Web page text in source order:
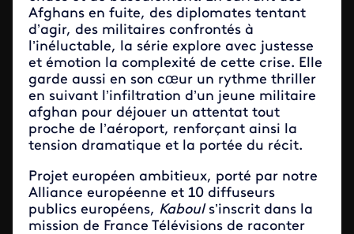
Afghans en fuite, des diplomates tentant
d’agir, des militaires confrontés à
l’inéluctable, la série explore avec justesse
et émotion la complexité de cette crise. Elle
garde aussi en son cœur un rythme thriller
en suivant l’infiltration d’un jeune militaire
afghan pour déjouer un attentat tout
proche de l’aéroport, renforçant ainsi la
tension dramatique et la portée du récit.
Projet européen ambitieux, porté par notre
Alliance européenne et 10 diffuseurs
publics européens, Kabouls’inscrit dans la
mission de France Télévisions de raconter